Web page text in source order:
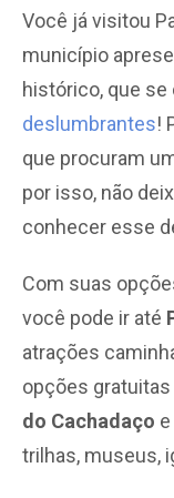
Você já visitou
município
histórico, que
deslumbrantes!
que procuram
por isso, não
conhecer esse
Com suas
você pode ir até
atrações
opções
do Cachadaço e
trilhas, museus,